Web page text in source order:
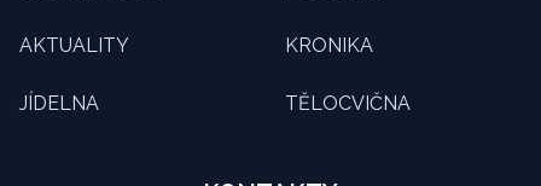
AKTUALITY KRONIKA
JÍDELNA TĚLOCVIČNA